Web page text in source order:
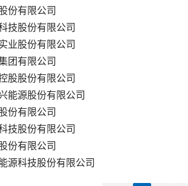
份有限公司
技股份有限公司
业股份有限公司
团有限公司
股股份有限公司
能源股份有限公司
份有限公司
技股份有限公司
份有限公司
源科技股份有限公司